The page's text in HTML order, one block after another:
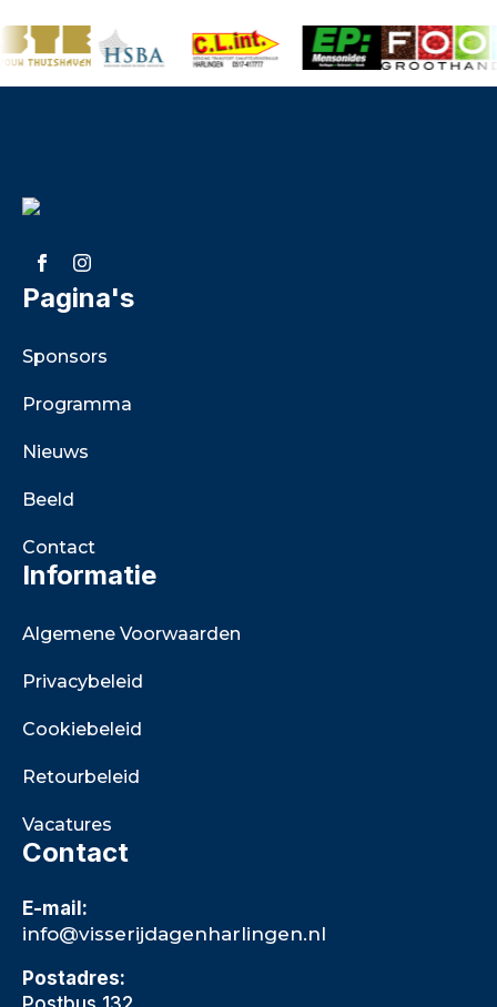
Pagina's
Sponsors
Programma
Nieuws
Beeld
Contact
Informatie
Algemene Voorwaarden
Privacybeleid
Cookiebeleid
Retourbeleid
Vacatures
Contact
E-mail:
info@visserijdagenharlingen.nl
Postadres: